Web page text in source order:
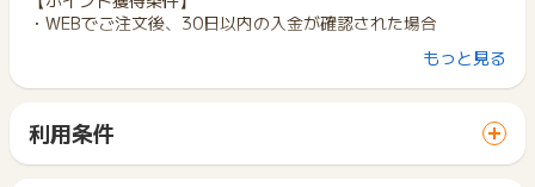
・WEBでご注文後、30日以内の入金が確認された場合
・未入金、返品、キャンセル、虚偽、入力不備
・リスティング違反
・転売(転売目的)、報酬目的
もっと見る
利用条件